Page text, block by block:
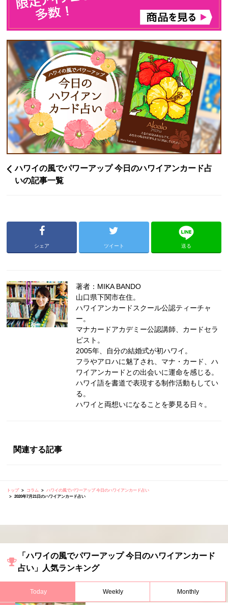
ハワイの風でパワーアップ 今日のハワイアンカード占
いの記事一覧
シェア ツイート 送る
著者：MIKA BANDO
山口県下関市在住。
ハワイアンカードスクール公認ティーチャ
ー。
マナカードアカデミー公認講師、カードセラ
ピスト。
2005年、自分の結婚式が初ハワイ。
フラやアロハに魅了され、マナ・カード、ハ
ワイアンカードとの出会いに運命を感じる。
ハワイ語を書道で表現する制作活動もしてい
る。
ハワイと両想いになることを夢見る日々。
関連する記事
トップ コラム
ハワイの風でパワーアップ 今日のハワイアンカード占い
2020年7月21日のハワイアンカード占い
「ハワイの風でパワーアップ 今日のハワイアンカード
占い」人気ランキング
Today Weekly Monthly